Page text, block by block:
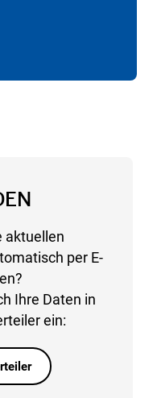
aktuellen
per E-
Ihre Daten in
ein: